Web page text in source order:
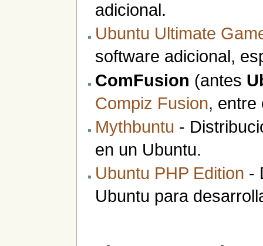
adicional.
Ubuntu Ultimate
software adicional,
ComFusion (antes
Compiz Fusion, entre
Mythbuntu -
en un Ubuntu.
Ubuntu PHP Edition -
Ubuntu para